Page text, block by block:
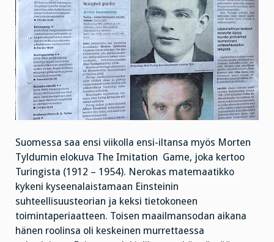
Suomessa saa ensi viikolla ensi-iltansa myös Morten
Tyldumin elokuva The Imitation Game, joka kertoo
Turingista (1912 – 1954). Nerokas matemaatikko
kykeni kyseenalaistamaan Einsteinin
suhteellisuusteorian ja keksi tietokoneen
toimintaperiaatteen. Toisen maailmansodan aikana
hänen roolinsa oli keskeinen murrettaessa